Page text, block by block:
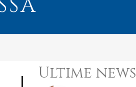
Ultime news